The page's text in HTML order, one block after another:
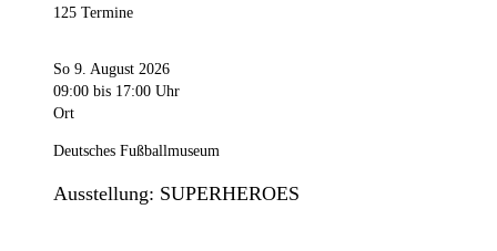
125 Termine
So 9. August 2026
09:00 bis 17:00 Uhr
Ort
Deutsches Fußballmuseum
Ausstellung: SUPERHEROES